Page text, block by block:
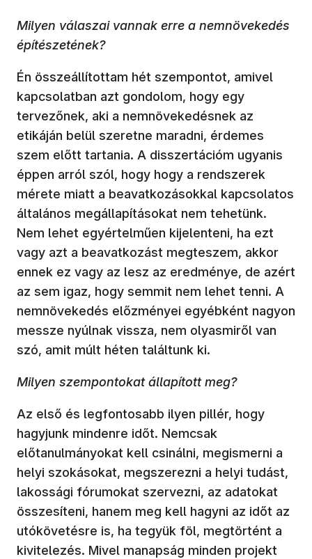
Milyen válaszai vannak erre a nemnövekedés
építészetének?
Én összeállítottam hét szempontot, amivel
kapcsolatban azt gondolom, hogy egy
tervezőnek, aki a nemnövekedésnek az
etikáján belül szeretne maradni, érdemes
szem előtt tartania. A disszertációm ugyanis
éppen arról szól, hogy hogy a rendszerek
mérete miatt a beavatkozásokkal kapcsolatos
általános megállapításokat nem tehetünk.
Nem lehet egyértelműen kijelenteni, ha ezt
vagy azt a beavatkozást megteszem, akkor
ennek ez vagy az lesz az eredménye, de azért
az sem igaz, hogy semmit nem lehet tenni. A
nemnövekedés előzményei egyébként nagyon
messze nyúlnak vissza, nem olyasmiről van
szó, amit múlt héten találtunk ki.
Milyen szempontokat állapított meg?
Az első és legfontosabb ilyen pillér, hogy
hagyjunk mindenre időt. Nemcsak
előtanulmányokat kell csinálni, megismerni a
helyi szokásokat, megszerezni a helyi tudást,
lakossági fórumokat szervezni, az adatokat
összesíteni, hanem meg kell hagyni az időt az
utókövetésre is, ha tegyük föl, megtörtént a
kivitelezés. Mivel manapság minden projekt